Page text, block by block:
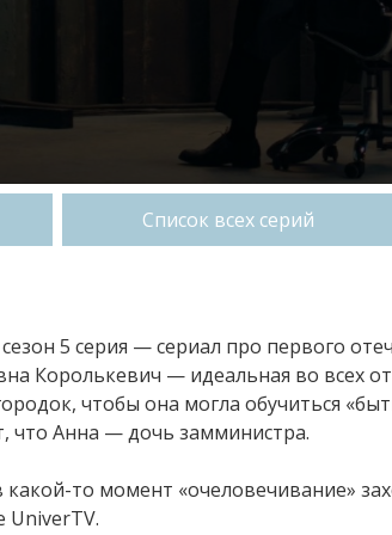
Список всех серий
5 серия — сериал про первого
Королькевич — идеальная во всех
чтобы она могла обучиться
что Анна — дочь замминистра.
какой-то момент «очеловечивание»
UniverTV.